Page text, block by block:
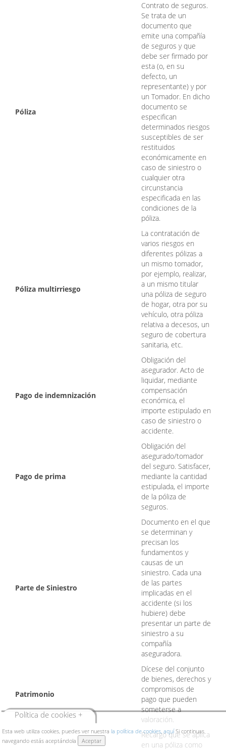
Póliza
Contrato de seguros.
Se trata de un
documento que
emite una compañía
de seguros y que
debe ser firmado por
esta (o, en su
defecto, un
representante) y por
un Tomador. En dicho
documento se
especifican
determinados riesgos
susceptibles de ser
restituidos
económicamente en
caso de siniestro o
cualquier otra
circunstancia
especificada en las
condiciones de la
póliza.
Póliza multirriesgo
La contratación de
varios riesgos en
diferentes pólizas a
un mismo tomador,
por ejemplo, realizar,
a un mismo titular
una póliza de seguro
de hogar, otra por su
vehículo, otra póliza
relativa a decesos, un
seguro de cobertura
sanitaria, etc.
Pago de indemnización
Obligación del
asegurador. Acto de
liquidar, mediante
compensación
económica, el
importe estipulado en
caso de siniestro o
accidente.
Pago de prima
Obligación del
asegurado/tomador
del seguro. Satisfacer,
mediante la cantidad
estipulada, el importe
de la póliza de
seguros.
Parte de Siniestro
Documento en el que
se determinan y
precisan los
fundamentos y
causas de un
siniestro. Cada una
de las partes
implicadas en el
accidente (si los
hubiere) debe
presentar un parte de
siniestro a su
compañía
aseguradora.
Patrimonio
Dícese del conjunto
de bienes, derechos y
compromisos de
pago que pueden
someterse a
valoración.
Recargo que se aplica
en una póliza como
Esta web utiliza cookies, puedes ver nuestra la política de cookies, aquíSi continuas
navegando estás aceptándola
Aceptar
Política de cookies +